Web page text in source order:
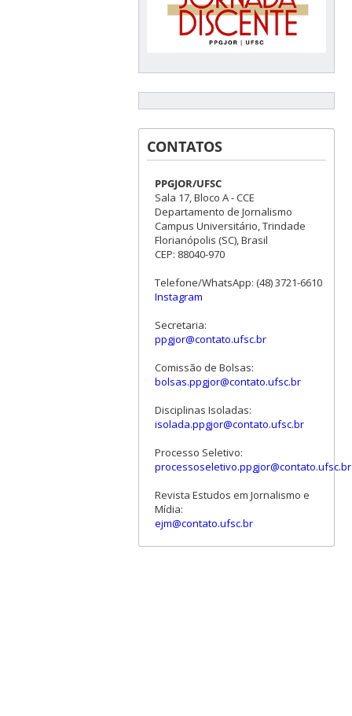
CONTATOS
PPGJOR/UFSC
Sala 17, Bloco A - CCE
Departamento de Jornalismo
Campus Universitário, Trindade
Florianópolis (SC), Brasil
CEP: 88040-970
Telefone/WhatsApp: (48) 3721-6610
Instagram
Secretaria:
ppgjor@contato.ufsc.br
Comissão de Bolsas:
bolsas.ppgjor@contato.ufsc.br
Disciplinas Isoladas:
isolada.ppgjor@contato.ufsc.br
Processo Seletivo:
processoseletivo.ppgjor@contato.ufsc.br
Revista Estudos em Jornalismo e
Mídia:
ejm@contato.ufsc.br